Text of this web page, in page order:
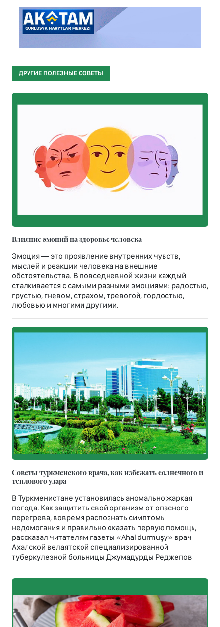
ДРУГИЕ ПОЛЕЗНЫЕ СОВЕТЫ
Влияние эмоций на здоровье человека
Эмоция — это проявление внутренних чувств,
мыслей и реакции человека на внешние
обстоятельства. В повседневной жизни каждый
сталкивается с самыми разными эмоциями: радостью,
грустью, гневом, страхом, тревогой, гордостью,
любовью и многими другими.
Советы туркменского врача, как избежать солнечного и
теплового удара
В Туркменистане установилась аномально жаркая
погода. Как защитить свой организм от опасного
перегрева, вовремя распознать симптомы
недомогания и правильно оказать первую помощь,
рассказал читателям газеты «Ahal durmuşy» врач
Ахалской велаятской специализированной
туберкулезной больницы Джумадурды Реджепов.